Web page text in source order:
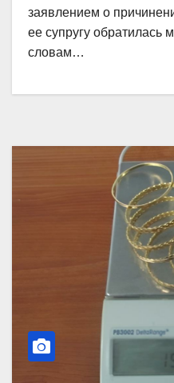
заявлением о
ее супругу обратилась
словам…